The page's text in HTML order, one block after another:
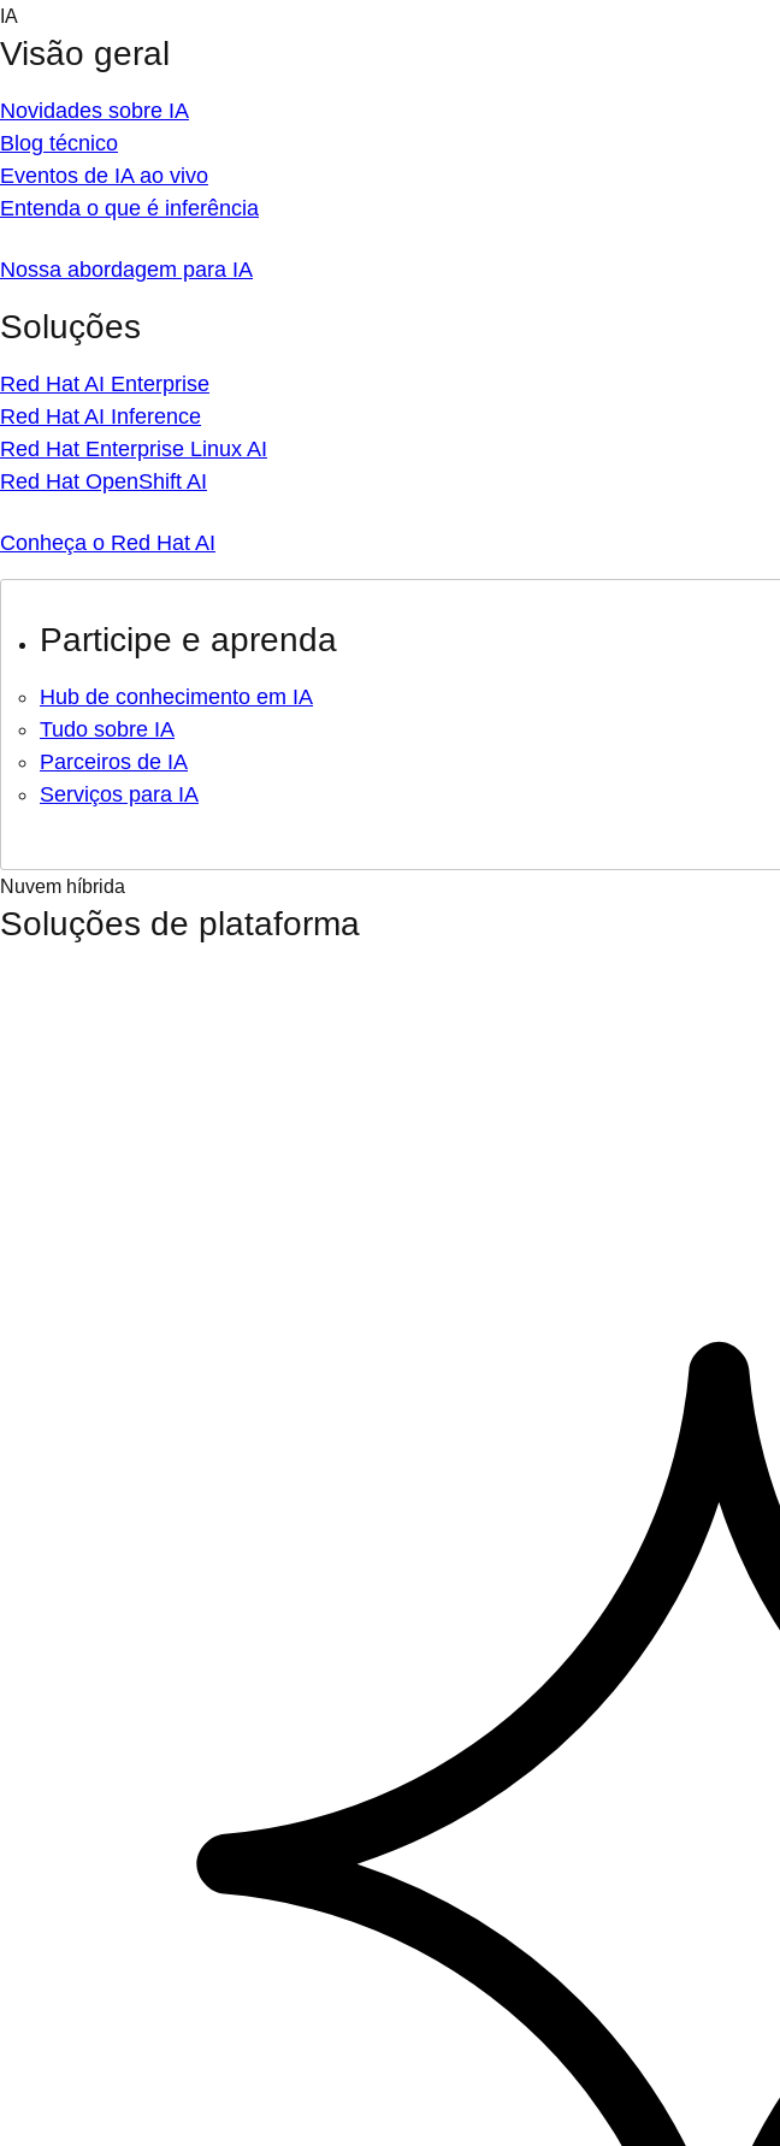
Skip
content
IA
Visão geral
Novidades sobre IA
Blog técnico
Eventos de IA ao vivo
Entenda o que é inferência
Nossa abordagem para IA
Soluções
Red Hat AI Enterprise
Red Hat AI Inference
Red Hat Enterprise Linux AI
Red Hat OpenShift AI
Conheça o Red Hat AI
Participe e aprenda
Hub de conhecimento em IA
Tudo sobre IA
Parceiros de IA
Serviços para IA
Nuvem híbrida
Soluções de plataforma